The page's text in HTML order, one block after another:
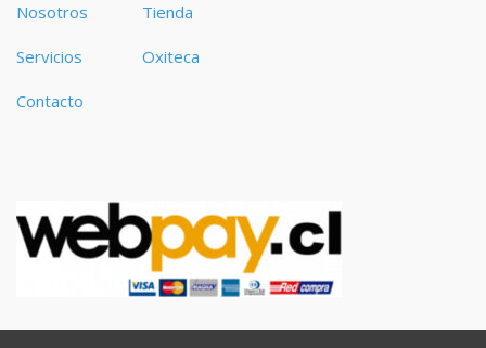
Nosotros
Servicios
Contacto
Tienda
Oxiteca